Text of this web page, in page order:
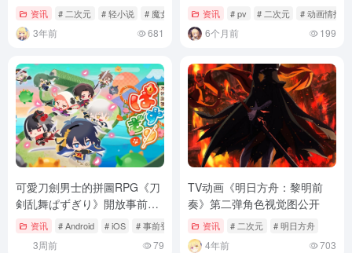
资讯 # 二次元 # 轻小说 # 魔女之旅
3年前 681
资讯 # pv # 二次元 # 动画情报
6个月前 199
可愛刀劍男士的拼圖RPG《刀
剣乱舞ぱずぎり》開放事前登
錄！與刀劍男士們共同守護故
资讯 # Android # iOS # 事前登錄
3周前 79
TV动画《明日方舟：黎明前
奏》第二弹角色视觉图公开
资讯 # 二次元 # 明日方舟
4年前 703